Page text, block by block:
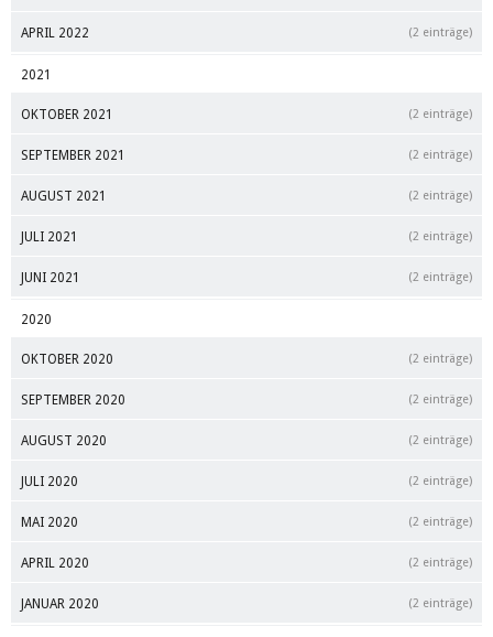
APRIL 2022 (2 einträge)
2021
OKTOBER 2021 (2 einträge)
SEPTEMBER 2021 (2 einträge)
AUGUST 2021 (2 einträge)
JULI 2021 (2 einträge)
JUNI 2021 (2 einträge)
2020
OKTOBER 2020 (2 einträge)
SEPTEMBER 2020 (2 einträge)
AUGUST 2020 (2 einträge)
JULI 2020 (2 einträge)
MAI 2020 (2 einträge)
APRIL 2020 (2 einträge)
JANUAR 2020 (2 einträge)